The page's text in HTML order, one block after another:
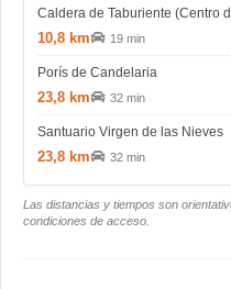
Caldera de Taburiente (Centro
10,8 km 19 min
Porís de Candelaria
23,8 km 32 min
Santuario Virgen de las Nieves
23,8 km 32 min
Las distancias y tiempos son
condiciones de acceso.